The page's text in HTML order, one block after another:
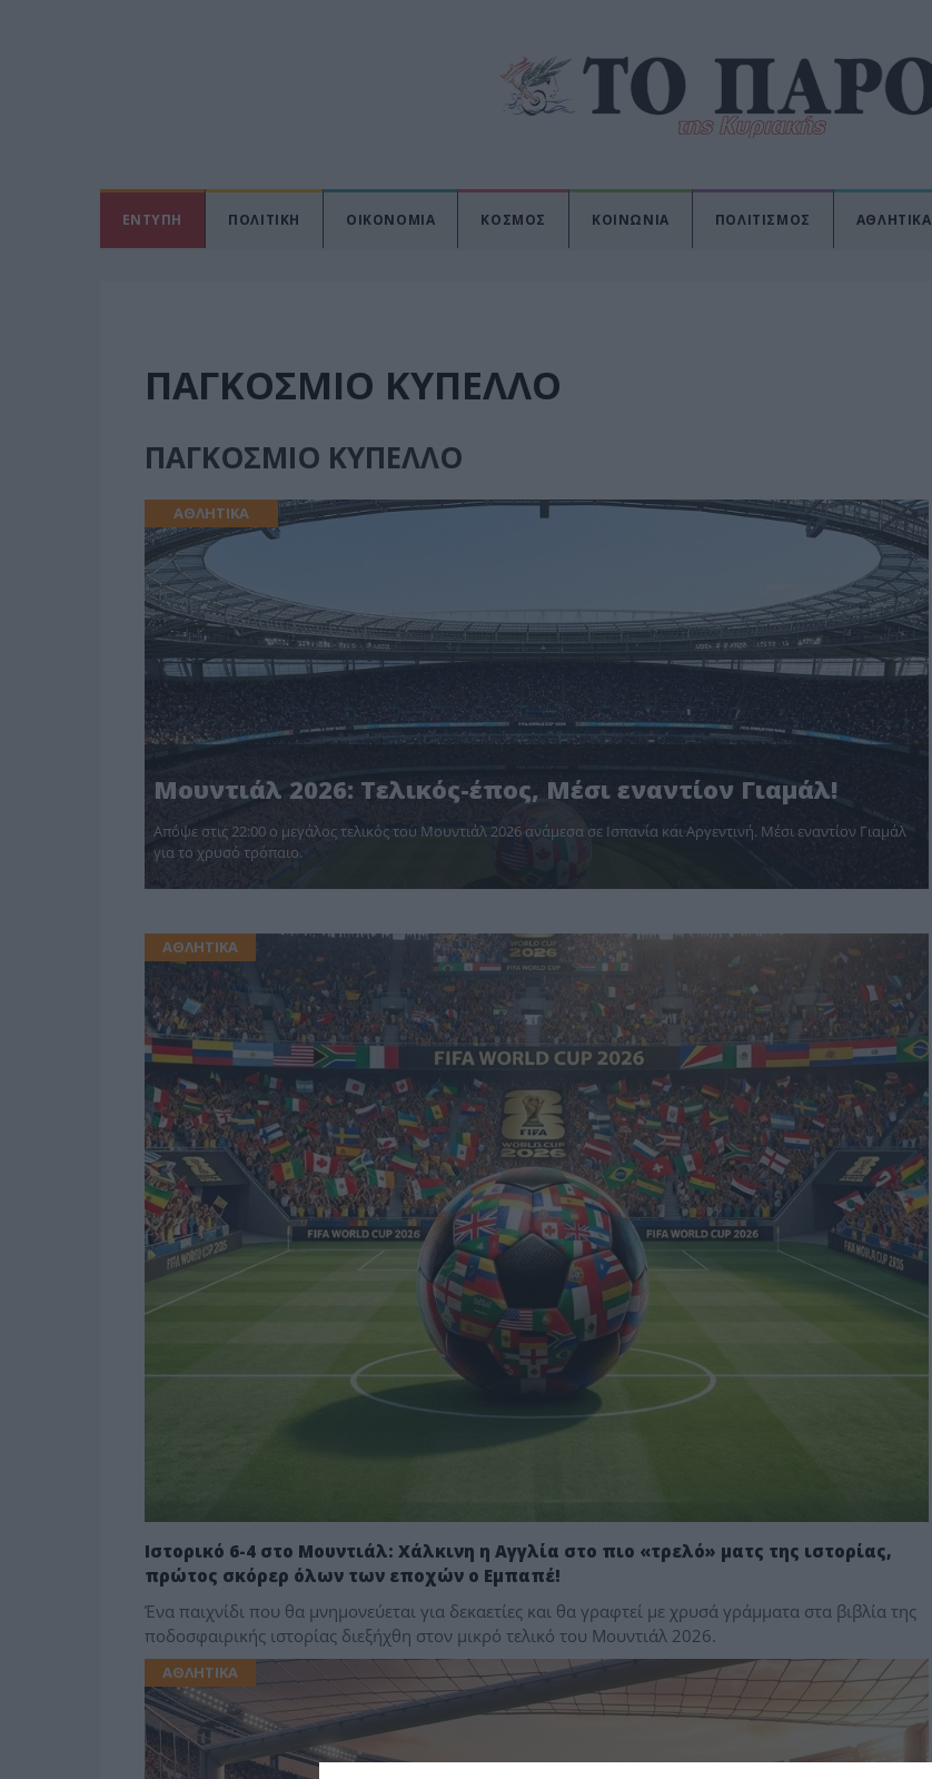
ΕΝΤΥΠΗ ΠΟΛΙΤΙΚΗ ΟΙΚΟΝΟΜΙΑ ΚΟΣΜΟΣ ΚΟΙΝΩΝΙΑ ΠΟΛΙΤΙΣΜΟΣ ΑΘΛΗΤΙΚΑ
ΠΑΓΚΟΣΜΙΟ ΚΥΠΕΛΛΟ
ΠΑΓΚΟΣΜΙΟ ΚΥΠΕΛΛΟ
ΑΘΛΗΤΙΚΑ
Μουντιάλ 2026: Τελικός-έπος, Μέσι εναντίον Γιαμάλ!
Απόψε στις 22:00 ο μεγάλος τελικός του Μουντιάλ 2026 ανάμεσα σε Ισπανία και Αργεντινή. Μέσι εναντίον Γιαμάλ
για το χρυσό τρόπαιο.
ΑΘΛΗΤΙΚΑ
Ιστορικό 6-4 στο Μουντιάλ: Χάλκινη η Αγγλία στο πιο «τρελό» ματς της ιστορίας,
πρώτος σκόρερ όλων των εποχών ο Εμπαπέ!
Ένα παιχνίδι που θα μνημονεύεται για δεκαετίες και θα γραφτεί με χρυσά γράμματα στα βιβλία της
ποδοσφαιρικής ιστορίας διεξήχθη στον μικρό τελικό του Μουντιάλ 2026.
ΑΘΛΗΤΙΚΑ